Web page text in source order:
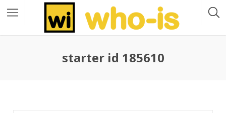
starter id 185610